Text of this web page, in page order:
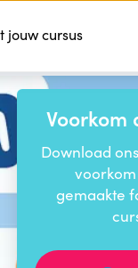
jouw cursus
Voorkom
Download
voorkom
gemaakte